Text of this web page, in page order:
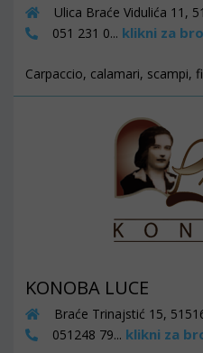
Ulica Braće Vidulića 11,
051 231 0... klikni za
Carpaccio, calamari, scampi,
KONOBA LUCE
Braće Trinajstić 15,
051248 79... klikni za